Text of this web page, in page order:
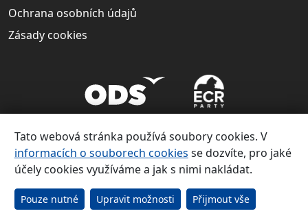
Ochrana osobních údajů
Zásady cookies
Copyright ©
Občanská demokratická strana 1991 – 2026
Tato webová stránka používá soubory cookies. V
informacích o souborech cookies se dozvíte, pro jaké
účely cookies využíváme a jak s nimi nakládat.
Pouze nutné Upravit možnosti Přijmout vše